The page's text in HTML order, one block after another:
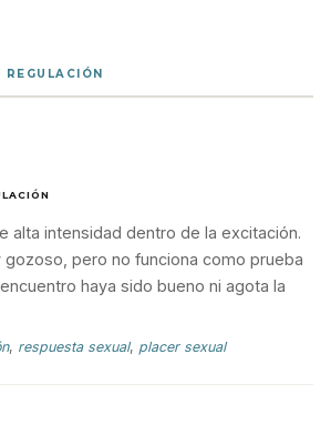
REGULACIÓN
alta intensidad dentro de la excitación.
pero no funciona como prueba
haya sido bueno ni agota la
, respuesta sexual, placer sexual